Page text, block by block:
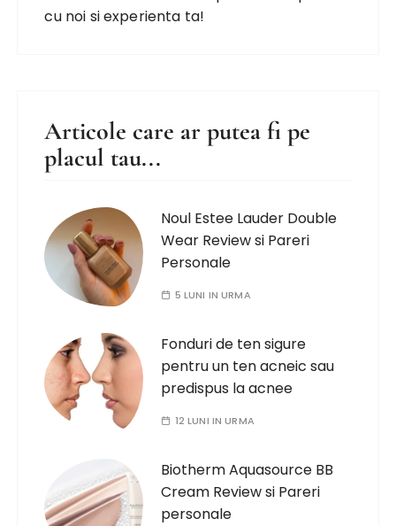
cu noi si experienta ta!
Articole care ar putea fi pe
placul tau...
Noul Estee Lauder Double
Wear Review si Pareri
Personale
5 LUNI IN URMA
Fonduri de ten sigure
pentru un ten acneic sau
predispus la acnee
12 LUNI IN URMA
Biotherm Aquasource BB
Cream Review si Pareri
personale